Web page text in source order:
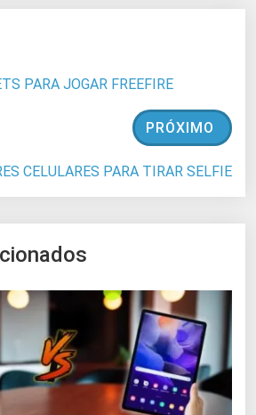
PARA JOGAR FREEFIRE
PRÓXIMO
CELULARES PARA TIRAR SELFIE